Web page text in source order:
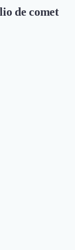
de comet